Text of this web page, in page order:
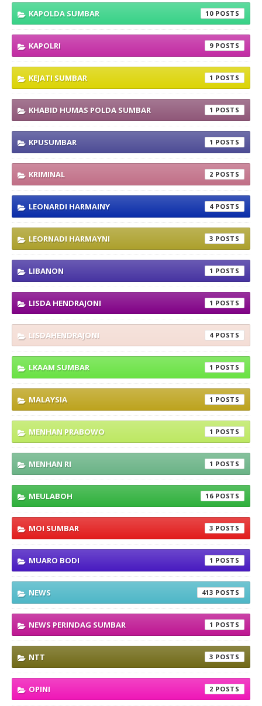
KAPOLDA SUMBAR 10
KAPOLRI 9
KEJATI SUMBAR 1
KHABID HUMAS POLDA SUMBAR 1
KPUSUMBAR 1
KRIMINAL 2
LEONARDI HARMAINY 4
LEORNADI HARMAYNI 3
LIBANON 1
LISDA HENDRAJONI 1
LISDAHENDRAJONI 4
LKAAM SUMBAR 1
MALAYSIA 1
MENHAN PRABOWO 1
MENHAN RI 1
MEULABOH 16
MOI SUMBAR 3
MUARO BODI 1
NEWS 413
NEWS PERINDAG SUMBAR 1
NTT 3
OPINI 2